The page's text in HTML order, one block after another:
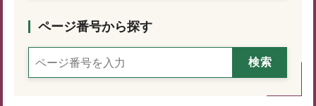
ページ番号から探す